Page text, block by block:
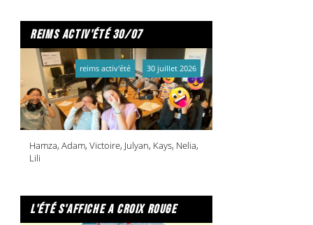
reims activ'été 30/07
Hamza, Adam, Victoire, Julyan, Kays, Nelia,
Lili
reims activ'été 30 juillet 2026
l'été s'affiche a croix rouge